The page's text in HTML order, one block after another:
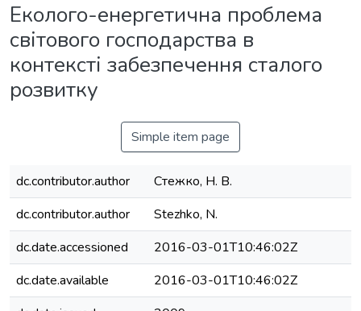
Еколого-енергетична проблема
світового господарства в
контексті забезпечення сталого
розвитку
Simple item page
dc.contributor.author
Стежко, Н. В.
dc.contributor.author
Stezhko, N.
dc.date.accessioned
2016-03-01T10:46:02Z
dc.date.available
2016-03-01T10:46:02Z